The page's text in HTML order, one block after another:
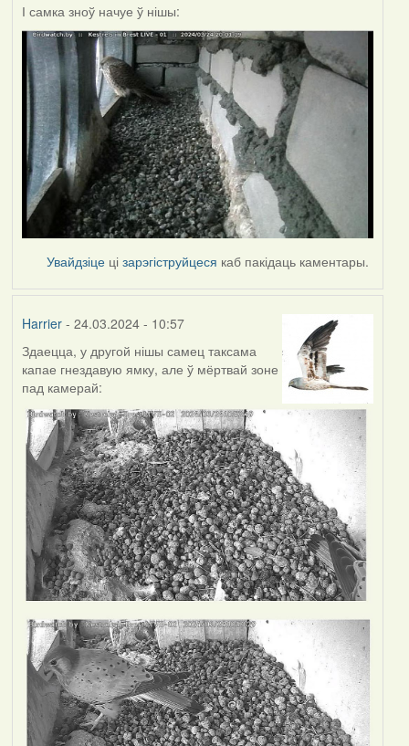
І самка зноў начуе ў нішы:
Увайдзіце цізарэгіструйцеся каб пакідаць каментары.
Harrier- 24.03.2024 - 10:57
Здаецца, у другой нішы самец таксама
капае гнездавую ямку, але ў мёртвай зоне
пад камерай: